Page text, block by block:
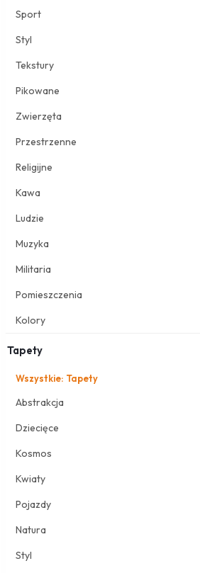
Sport
Styl
Tekstury
Pikowane
Zwierzęta
Przestrzenne
Religijne
Kawa
Ludzie
Muzyka
Militaria
Pomieszczenia
Kolory
Tapety
Wszystkie: Tapety
Abstrakcja
Dziecięce
Kosmos
Kwiaty
Pojazdy
Natura
Styl